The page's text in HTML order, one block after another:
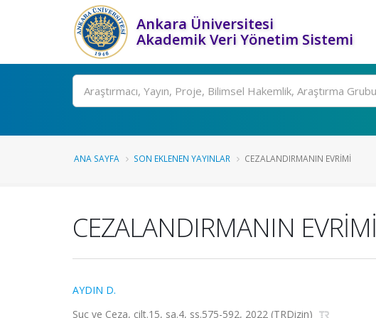
Ankara Üniversitesi
Akademik Veri Yönetim Sistemi
Ara
ANA SAYFA SON EKLENEN YAYINLAR CEZALANDIRMANIN EVRİMİ
CEZALANDIRMANIN EVRİMİ
AYDIN D.
Suç ve Ceza, cilt.15, sa.4, ss.575-592, 2022 (TRDizin)